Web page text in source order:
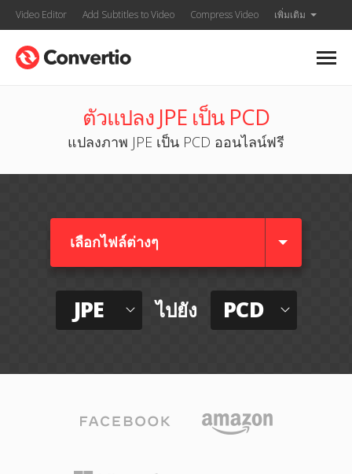
Video Editor Add Subtitles to Video Compress Video เพิ่มเติม
ตัวแปลง JPE เป็น PCD
แปลงภาพ JPE เป็น PCD ออนไลน์ฟรี
เลือกไฟล์ต่างๆ​
JPE ไปยัง PCD